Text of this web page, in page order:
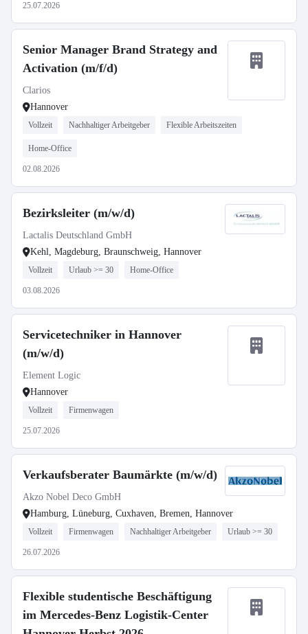
25.07.2026
Senior Manager Brand Strategy and
Activation (m/f/d)
Clarios
Hannover
Vollzeit Nachhaltiger Arbeitgeber Flexible Arbeitszeiten
Home-Office
02.08.2026
Bezirksleiter (m/w/d)
Lactalis Deutschland GmbH
Kehl, Magdeburg, Braunschweig, Hannover
Vollzeit Urlaub >= 30 Home-Office
03.08.2026
Servicetechniker in Hannover
(m/w/d)
Element Logic
Hannover
Vollzeit Firmenwagen
25.07.2026
Verkaufsberater Baumärkte (m/w/d)
Akzo Nobel Deco GmbH
Hamburg, Lüneburg, Cuxhaven, Bremen, Hannover
Vollzeit Firmenwagen Nachhaltiger Arbeitgeber Urlaub >= 30
26.07.2026
Flexible studentische Beschäftigung
im Mercedes-Benz Logistik-Center